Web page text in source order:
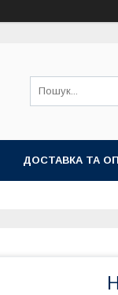
ДОСТАВКА ТА